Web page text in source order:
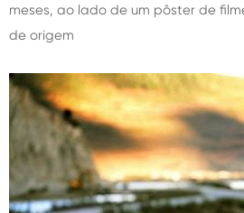
meses, ao lado de um pôster de
de origem